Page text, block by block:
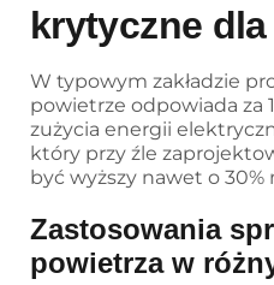
krytyczne dla
W typowym zakładzie
powietrze odpowiada za
zużycia energii
który przy źle
być wyższy nawet o
Zastosowania
powietrza w